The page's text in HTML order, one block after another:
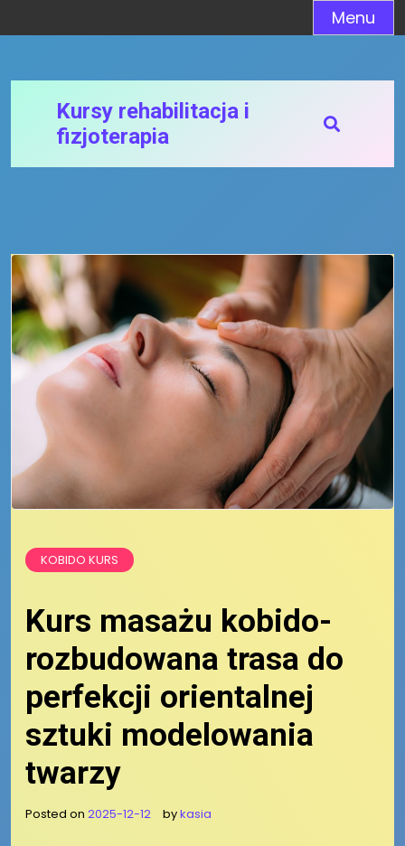
to
Menu
Kursy rehabilitacja i
fizjoterapia
KOBIDO KURS
Kurs masażu kobido-
rozbudowana trasa do
perfekcji orientalnej
sztuki modelowania
twarzy
Posted on 2025-12-12 bykasia